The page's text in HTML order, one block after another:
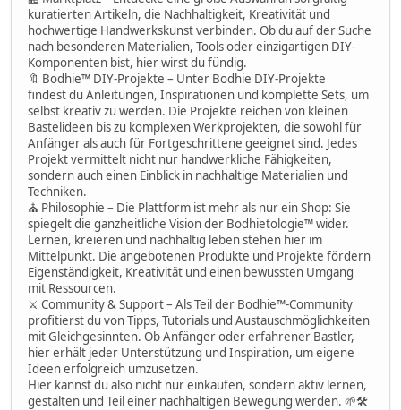
kuratierten Artikeln, die Nachhaltigkeit, Kreativität und
hochwertige Handwerkskunst verbinden. Ob du auf der Suche
nach besonderen Materialien, Tools oder einzigartigen DIY-
Komponenten bist, hier wirst du fündig.
🔖 Bodhie™ DIY-Projekte – Unter Bodhie DIY-Projekte
findest du Anleitungen, Inspirationen und komplette Sets, um
selbst kreativ zu werden. Die Projekte reichen von kleinen
Bastelideen bis zu komplexen Werkprojekten, die sowohl für
Anfänger als auch für Fortgeschrittene geeignet sind. Jedes
Projekt vermittelt nicht nur handwerkliche Fähigkeiten,
sondern auch einen Einblick in nachhaltige Materialien und
Techniken.
⛪ Philosophie – Die Plattform ist mehr als nur ein Shop: Sie
spiegelt die ganzheitliche Vision der Bodhietologie™ wider.
Lernen, kreieren und nachhaltig leben stehen hier im
Mittelpunkt. Die angebotenen Produkte und Projekte fördern
Eigenständigkeit, Kreativität und einen bewussten Umgang
mit Ressourcen.
⚔ Community & Support – Als Teil der Bodhie™-Community
profitierst du von Tipps, Tutorials und Austauschmöglichkeiten
mit Gleichgesinnten. Ob Anfänger oder erfahrener Bastler,
hier erhält jeder Unterstützung und Inspiration, um eigene
Ideen erfolgreich umzusetzen.
Hier kannst du also nicht nur einkaufen, sondern aktiv lernen,
gestalten und Teil einer nachhaltigen Bewegung werden. 🌱🛠